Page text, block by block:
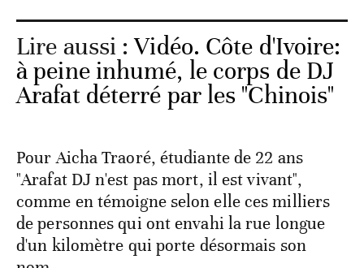
Lire aussi :Vidéo. Côte d'Ivoire:
à peine inhumé, le corps de DJ
Arafat déterré par les "Chinois"
Pour Aicha Traoré, étudiante de 22 ans
"Arafat DJ n'est pas mort, il est vivant",
comme en témoigne selon elle ces milliers
de personnes qui ont envahi la rue longue
d'un kilomètre qui porte désormais son